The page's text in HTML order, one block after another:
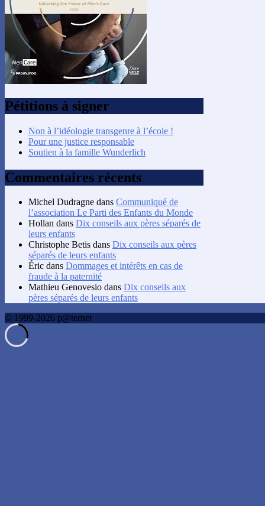
Pétitions à signer
Non à l’idéologie transgenre à l’école !
Pour une justice responsable
Soutien à la famille Wunderlich
Commentaires récents
Michel Dudragne dans Communiqué de
l’association Le Parti des Enfants du Monde
Hollan dans Dix conseils aux pères séparés de
leurs enfants
Christophe Betis dans Dix conseils aux pères
séparés de leurs enfants
Éric dans Dommages et intérêts en cas de
fraude à la paternité
Mathieu Genovesio dans Dix conseils aux
pères séparés de leurs enfants
© 1999-2026 p@ternet